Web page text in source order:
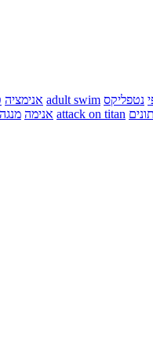
נטפליקס adult swim אנימציה
attack on titan אנימה מנגה